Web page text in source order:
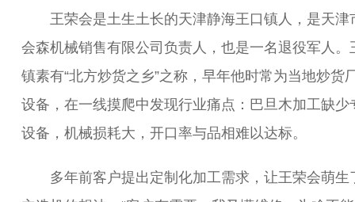
王荣会是土生土长的天津静海王口镇人，是天津
会森机械销售有限公司负责人，也是一名退役军人。
镇素有“北方炒货之乡”之称，早年他时常为当地炒货
设备，在一线摸爬中发现行业痛点：巴旦木加工缺少
设备，机械损耗大，开口率与品相难以达标。
多年前客户提出定制化加工需求，让王荣会萌生